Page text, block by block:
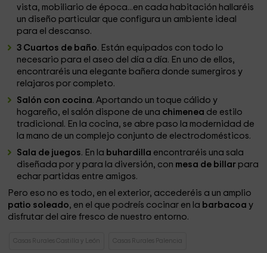
vista, mobiliario de época...en cada habitación hallaréis
un diseño particular que configura un ambiente ideal
para el descanso.
3 Cuartos de baño. Están equipados con todo lo
necesario para el aseo del día a día. En uno de ellos,
encontraréis una elegante bañera donde sumergiros y
relajaros por completo.
Salón con cocina. Aportando un toque cálido y
hogareño, el salón dispone de una chimenea de estilo
tradicional. En la cocina, se abre paso la modernidad de
la mano de un complejo conjunto de electrodomésticos.
Sala de juegos. En la buhardilla encontraréis una sala
diseñada por y para la diversión, con mesa de billar para
echar partidas entre amigos.
Pero eso no es todo, en el exterior, accederéis a un amplio
patio soleado, en el que podreís cocinar en la barbacoa y
disfrutar del aire fresco de nuestro entorno.
Casas Rurales Castilla y León Casas Rurales Palencia